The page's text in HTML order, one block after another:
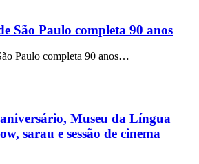
São Paulo completa 90 anos
Paulo completa 90 anos…
aniversário, Museu da Língua
sarau e sessão de cinema